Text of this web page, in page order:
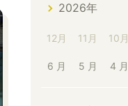
2026年
12月 11月 10月
6 月 5 月 4 月